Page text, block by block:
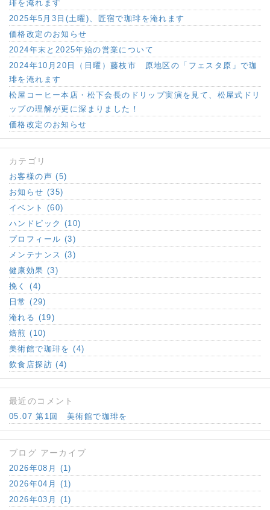
琲を淹れます
2025年5月3日(土曜)、匠宿で珈琲を淹れます
価格改定のお知らせ
2024年末と2025年始の営業について
2024年10月20日（日曜）藤枝市 原地区の「フェスタ原」で珈
琲を淹れます
松屋コーヒー本店・松下会長のドリップ実演を見て、松屋式ドリ
ップの理解が更に深まりました！
価格改定のお知らせ
カテゴリ
お客様の声 (5)
お知らせ (35)
イベント (60)
ハンドピック (10)
プロフィール (3)
メンテナンス (3)
健康効果 (3)
挽く (4)
日常 (29)
淹れる (19)
焙煎 (10)
美術館で珈琲を (4)
飲食店探訪 (4)
最近のコメント
05.07 第1回 美術館で珈琲を
ブログ アーカイブ
2026年08月 (1)
2026年04月 (1)
2026年03月 (1)